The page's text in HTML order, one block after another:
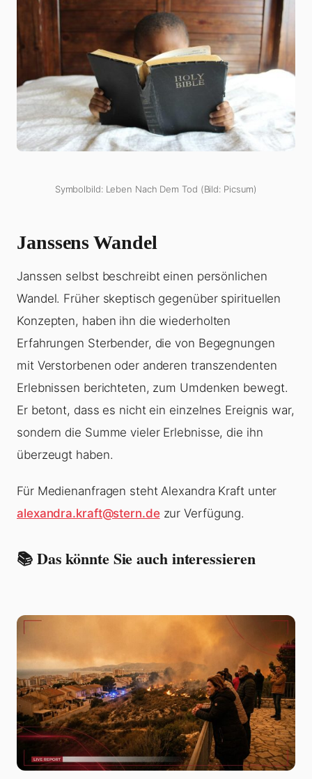
Symbolbild: Leben Nach Dem Tod (Bild: Picsum)
Janssens Wandel
Janssen selbst beschreibt einen persönlichen
Wandel. Früher skeptisch gegenüber spirituellen
Konzepten, haben ihn die wiederholten
Erfahrungen Sterbender, die von Begegnungen
mit Verstorbenen oder anderen transzendenten
Erlebnissen berichteten, zum Umdenken bewegt.
Er betont, dass es nicht ein einzelnes Ereignis war,
sondern die Summe vieler Erlebnisse, die ihn
überzeugt haben.
Für Medienanfragen steht Alexandra Kraft unter
alexandra.kraft@stern.dezur Verfügung.
📚 Das könnte Sie auch interessieren